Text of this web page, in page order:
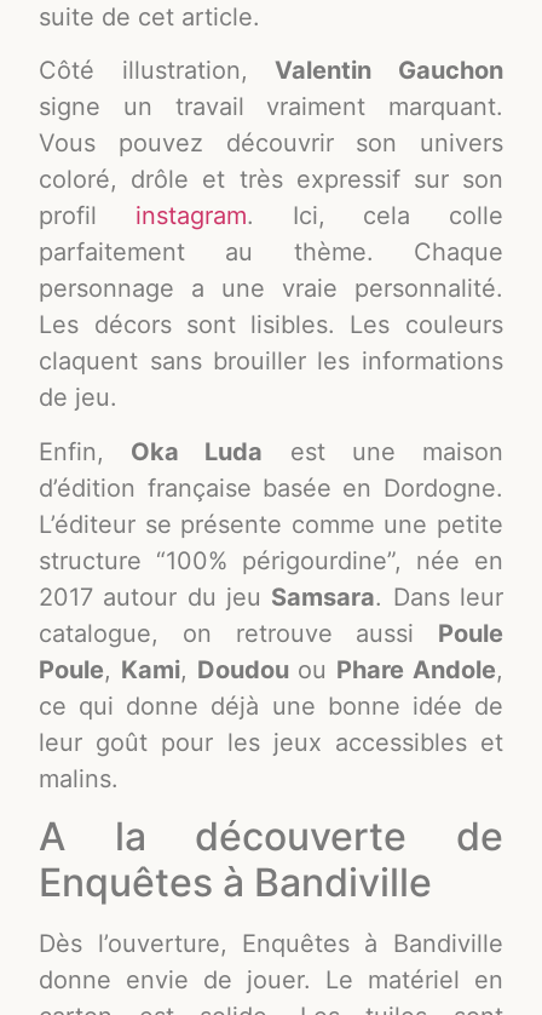
suite de cet article.
Côté illustration,Valentin Gauchon
signe un travail vraiment marquant.
Vous pouvez découvrir son univers
coloré, drôle et très expressif sur son
profil instagram. Ici, cela colle
parfaitement au thème. Chaque
personnage a une vraie personnalité.
Les décors sont lisibles. Les couleurs
claquent sans brouiller les informations
de jeu.
Enfin, Oka Luda est une maison
d’édition française basée en Dordogne.
L’éditeur se présente comme une petite
structure “100% périgourdine”, née en
2017 autour du jeu Samsara. Dans leur
catalogue, on retrouve aussi Poule
Poule, Kami, Doudouou Phare Andole,
ce qui donne déjà une bonne idée de
leur goût pour les jeux accessibles et
malins.
A la découverte de
Enquêtes à Bandiville
Dès l’ouverture, Enquêtes à Bandiville
donne envie de jouer. Le matériel en